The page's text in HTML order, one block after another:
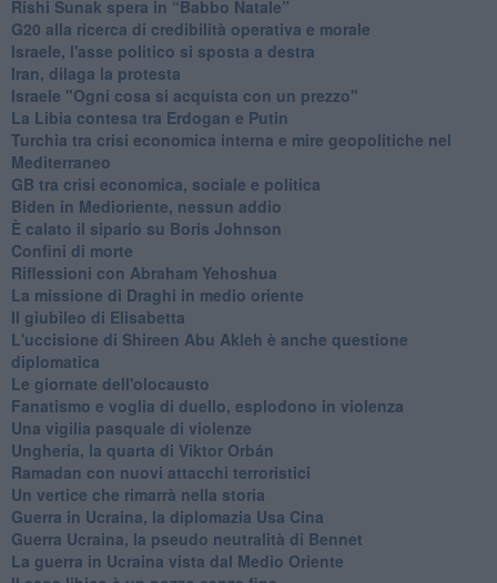
Rishi Sunak spera in “Babbo Natale”
G20 alla ricerca di credibilità operativa e morale
Israele, l'asse politico si sposta a destra
Iran, dilaga la protesta
Israele "Ogni cosa si acquista con un prezzo"
La Libia contesa tra Erdogan e Putin
Turchia tra crisi economica interna e mire geopolitiche nel
Mediterraneo
GB tra crisi economica, sociale e politica
Biden in Medioriente, nessun addio
È calato il sipario su Boris Johnson
Confini di morte
Riflessioni con Abraham Yehoshua
La missione di Draghi in medio oriente
Il giubileo di Elisabetta
L'uccisione di Shireen Abu Akleh è anche questione
diplomatica
Le giornate dell'olocausto
Fanatismo e voglia di duello, esplodono in violenza
Una vigilia pasquale di violenze
Ungheria, la quarta di Viktor Orbán
Ramadan con nuovi attacchi terroristici
Un vertice che rimarrà nella storia
Guerra in Ucraina, la diplomazia Usa Cina
Guerra Ucraina, la pseudo neutralità di Bennet
La guerra in Ucraina vista dal Medio Oriente